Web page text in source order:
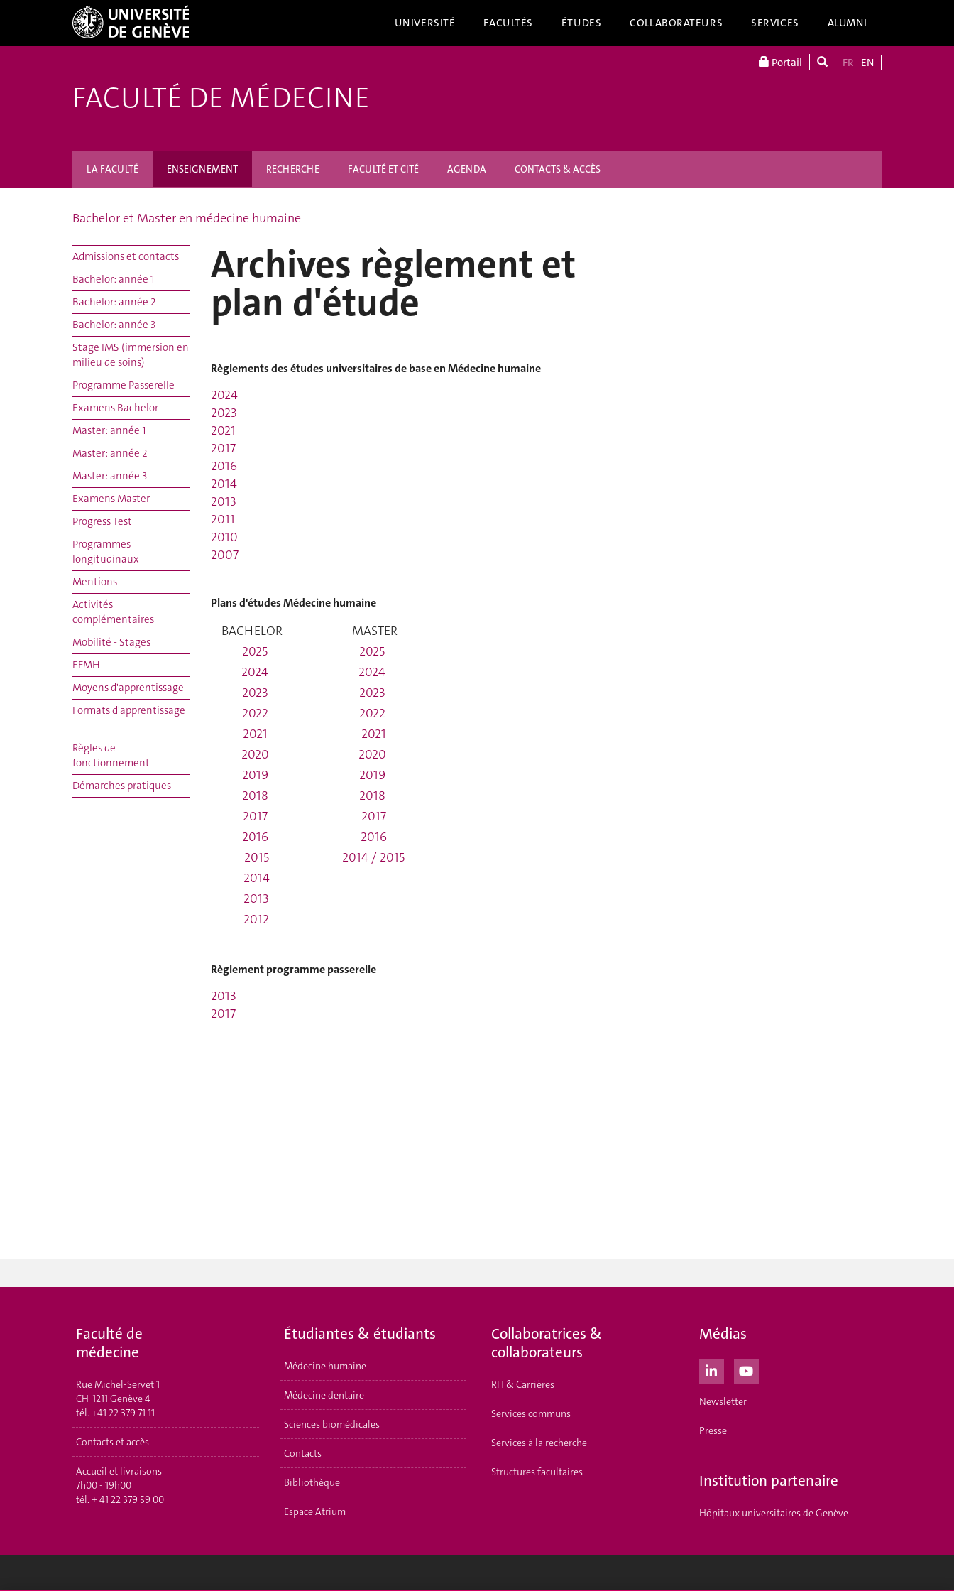
UNIVERSITÉ FACULTÉS ÉTUDES COLLABORATEURS SERVICES ALUMNI
Portail FR EN
FACULTÉ DE MÉDECINE
LA FACULTÉ ENSEIGNEMENT RECHERCHE FACULTÉ ET CITÉ AGENDA CONTACTS & ACCÈS
Bachelor et Master en médecine humaine
Admissions et contacts
Bachelor: année 1
Bachelor: année 2
Bachelor: année 3
Stage IMS (immersion en
milieu de soins)
Programme Passerelle
Examens Bachelor
Master: année 1
Master: année 2
Master: année 3
Examens Master
Progress Test
Programmes
longitudinaux
Mentions
Activités
complémentaires
Mobilité - Stages
EFMH
Moyens d'apprentissage
Formats d'apprentissage
Règles de
fonctionnement
Démarches pratiques
Archives règlement et
plan d'étude
Règlements des études universitaires de base en Médecine humaine
2024
2023
2021
2017
2016
2014
2013
2011
2010
2007
Plans d'études Médecine humaine
BACHELOR
MASTER
2025
2025
2024
2024
2023
2023
2022
2022
2021
2021
2020
2020
2019
2019
2018
2018
2017
2017
2016
2016
2015
2014 / 2015
2014
2013
2012
Règlement programme passerelle
2013
2017
Faculté de
médecine
Rue Michel-Servet 1
CH-1211 Genève 4
tél. +41 22 379 71 11
Contacts et accès
Accueil et livraisons
7h00 - 19h00
tél. + 41 22 379 59 00
Étudiantes & étudiants
Médecine humaine
Médecine dentaire
Sciences biomédicales
Contacts
Bibliothèque
Espace Atrium
Collaboratrices &
collaborateurs
RH & Carrières
Services communs
Services à la recherche
Structures facultaires
Médias
Newsletter
Presse
Institution partenaire
Hôpitaux universitaires de Genève